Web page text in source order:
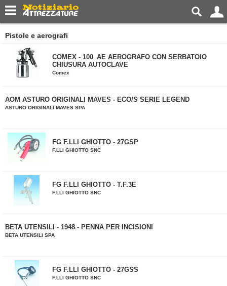
Pistole e aerografi
COMEX - 100_AE AEROGRAFO CON SERBATOIO
CHIUSURA AUTOCLAVE
Comex
AOM ASTURO ORIGINALI MAVES - ECO/S SERIE LEGEND
ASTURO ORIGINALI MAVES SPA
FG F.LLI GHIOTTO - 27GSP
F.LLI GHIOTTO SNC
FG F.LLI GHIOTTO - T.F.3E
F.LLI GHIOTTO SNC
BETA UTENSILI - 1948 - PENNA PER INCISIONI
BETA UTENSILI SPA
FG F.LLI GHIOTTO - 27GSS
F.LLI GHIOTTO SNC